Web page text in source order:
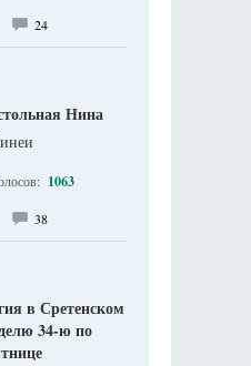
24
Нина
1063
38
в Сретенском
34-ю по